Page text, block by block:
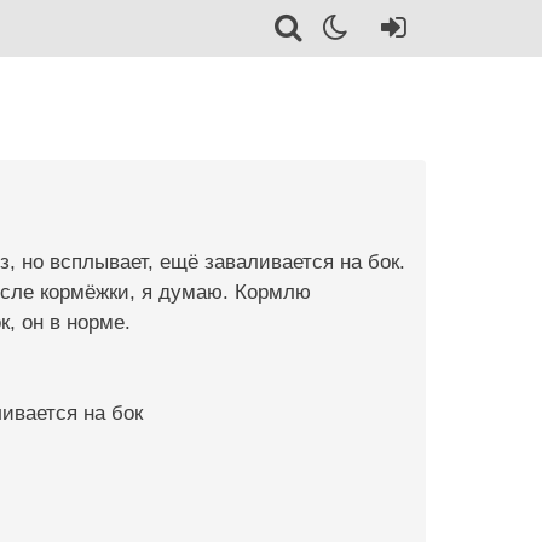
но всплывает, ещё заваливается на бок.
кормёжки, я думаю. Кормлю
он в норме.
на бок